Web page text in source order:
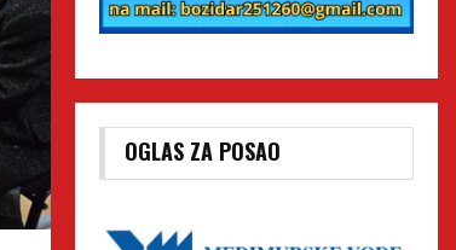
OGLAS ZA POSAO